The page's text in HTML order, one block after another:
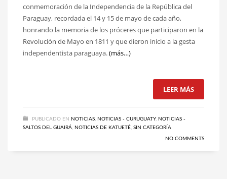
conmemoración de la Independencia de la República del
Paraguay, recordada el 14 y 15 de mayo de cada año,
honrando la memoria de los próceres que participaron en la
Revolución de Mayo en 1811 y que dieron inicio a la gesta
independentista paraguaya.(más…)
LEER MÁS
PUBLICADO EN NOTICIAS NOTICIAS - CURUGUATY, NOTICIAS -
SALTOS DEL GUAIRÁ NOTICIAS DE KATUETÉ SIN CATEGORÍA
NO COMMENTS